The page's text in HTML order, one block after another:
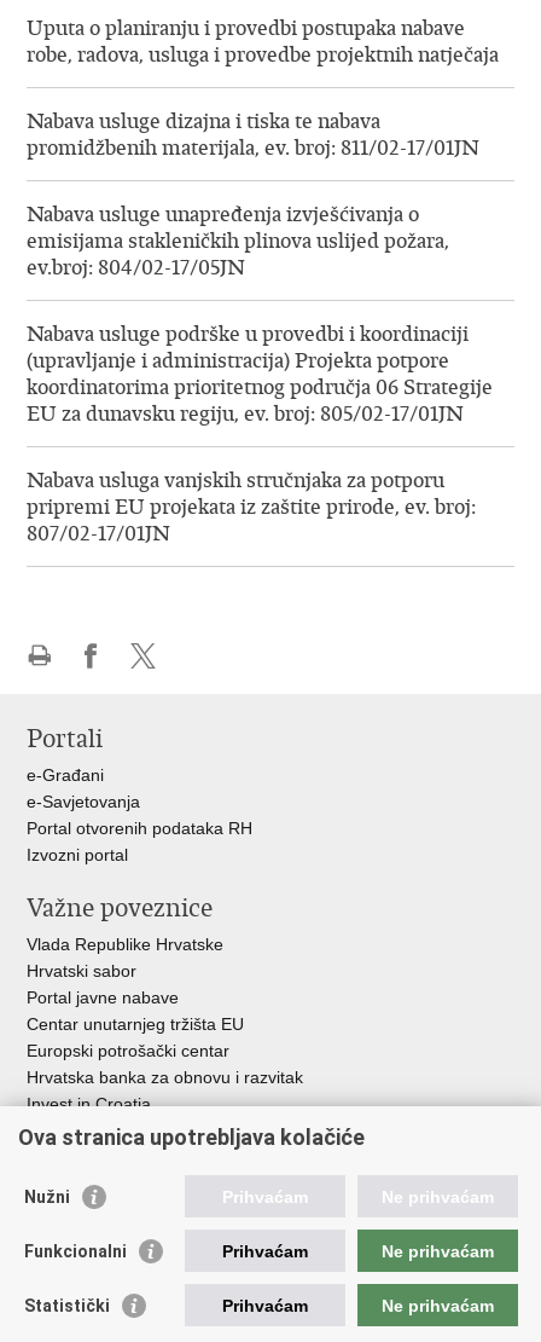
Uputa o planiranju i provedbi postupaka nabave
robe, radova, usluga i provedbe projektnih natječaja
Nabava usluge dizajna i tiska te nabava
promidžbenih materijala, ev. broj: 811/02-17/01JN
Nabava usluge unapređenja izvješćivanja o
emisijama stakleničkih plinova uslijed požara,
ev.broj: 804/02-17/05JN
Nabava usluge podrške u provedbi i koordinaciji
(upravljanje i administracija) Projekta potpore
koordinatorima prioritetnog područja 06 Strategije
EU za dunavsku regiju, ev. broj: 805/02-17/01JN
Nabava usluga vanjskih stručnjaka za potporu
pripremi EU projekata iz zaštite prirode, ev. broj:
807/02-17/01JN
Facebooku
Portali
e-Građani
e-Savjetovanja
Portal otvorenih podataka RH
Izvozni portal
Važne poveznice
Vlada Republike Hrvatske
Hrvatski sabor
Portal javne nabave
Centar unutarnjeg tržišta EU
Europski potrošački centar
Hrvatska banka za obnovu i razvitak
Invest in Croatia
Europska banka za obnovu i razvoj
Središnja agencija za financiranje i ugovaranje
Institucije i javne ustanove u nadležnosti
Ministarstva
Agencija za ugljikovodike
Ova stranica upotrebljava kolačiće
Nužni Prihvaćam Ne prihvaćam
Funkcionalni Prihvaćam Ne prihvaćam
Statistički Prihvaćam Ne prihvaćam